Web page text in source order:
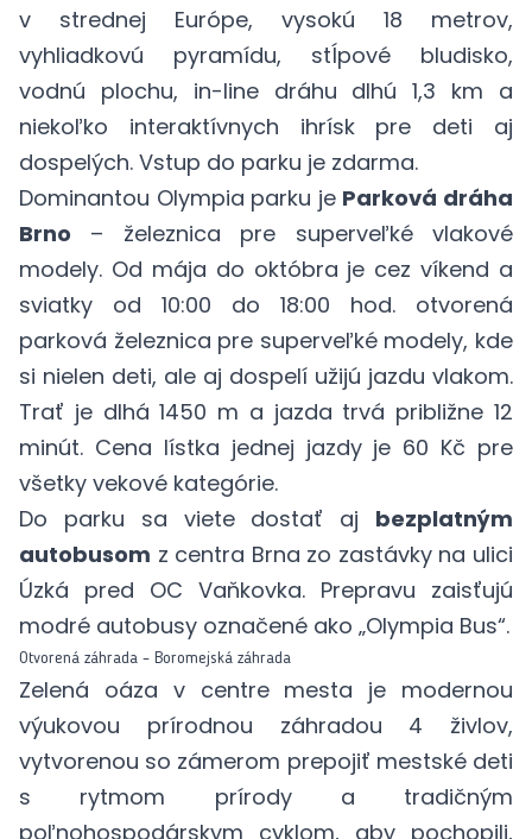
v strednej Európe, vysokú 18 metrov,
vyhliadkovú pyramídu, stĺpové bludisko,
vodnú plochu, in-line dráhu dlhú 1,3 km a
niekoľko interaktívnych ihrísk pre deti aj
dospelých. Vstup do parku je zdarma.
Dominantou Olympia parku je Parková dráha
Brno – železnica pre superveľké vlakové
modely. Od mája do októbra je cez víkend a
sviatky od 10:00 do 18:00 hod. otvorená
parková železnica pre superveľké modely, kde
si nielen deti, ale aj dospelí užijú jazdu vlakom.
Trať je dlhá 1450 m a jazda trvá približne 12
minút. Cena lístka jednej jazdy je 60 Kč pre
všetky vekové kategórie.
Do parku sa viete dostať aj bezplatným
autobusom z centra Brna zo zastávky na ulici
Úzká pred OC Vaňkovka. Prepravu zaisťujú
modré autobusy označené ako „Olympia Bus“.
Otvorená záhrada – Boromejská záhrada
Zelená oáza v centre mesta je modernou
výukovou prírodnou záhradou 4 živlov,
vytvorenou so zámerom prepojiť mestské deti
s rytmom prírody a tradičným
poľnohospodárskym cyklom, aby pochopili,